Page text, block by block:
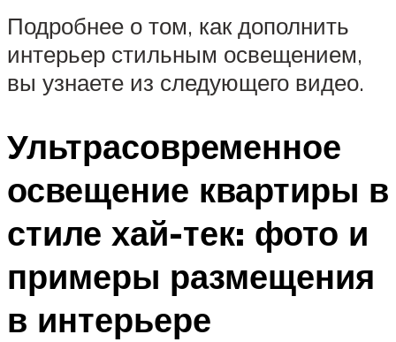
Подробнее о том, как дополнить
интерьер стильным освещением,
вы узнаете из следующего видео.
Ультрасовременное
освещение квартиры в
стиле хай-тек: фото и
примеры размещения
в интерьере